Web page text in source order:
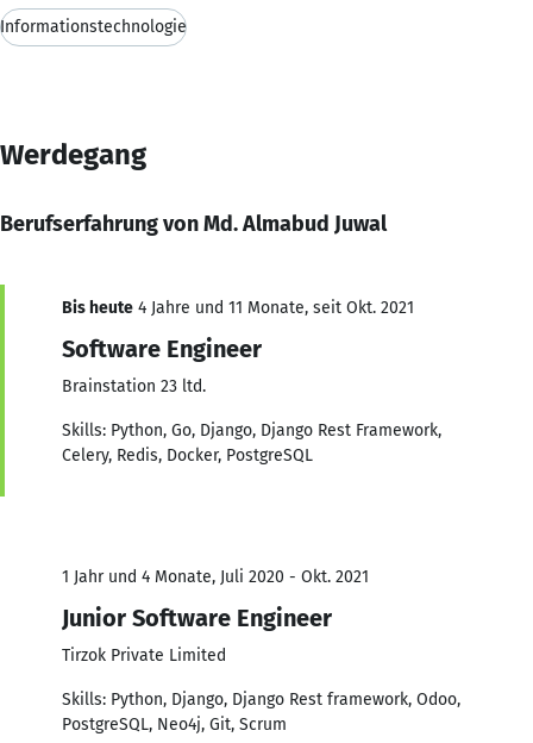
Informationstechnologie
Werdegang
Berufserfahrung von Md. Almabud Juwal
Bis heute 4 Jahre und 11 Monate, seit Okt. 2021
Software Engineer
Brainstation 23 ltd.
Skills: Python, Go, Django, Django Rest Framework,
Celery, Redis, Docker, PostgreSQL
1 Jahr und 4 Monate, Juli 2020 - Okt. 2021
Junior Software Engineer
Tirzok Private Limited
Skills: Python, Django, Django Rest framework, Odoo,
PostgreSQL, Neo4j, Git, Scrum